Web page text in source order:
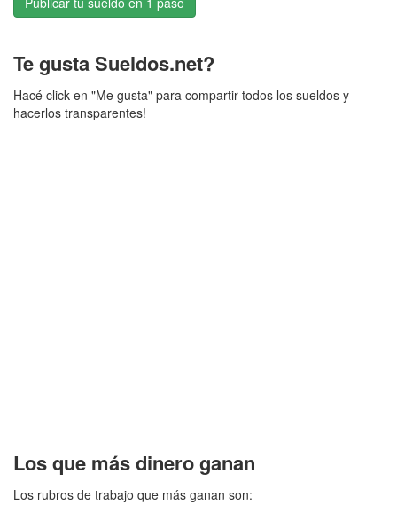
Te gusta Sueldos.net?
Hacé click en "Me gusta" para compartir todos los sueldos y
hacerlos transparentes!
Los que más dinero ganan
Los rubros de trabajo que más ganan son: